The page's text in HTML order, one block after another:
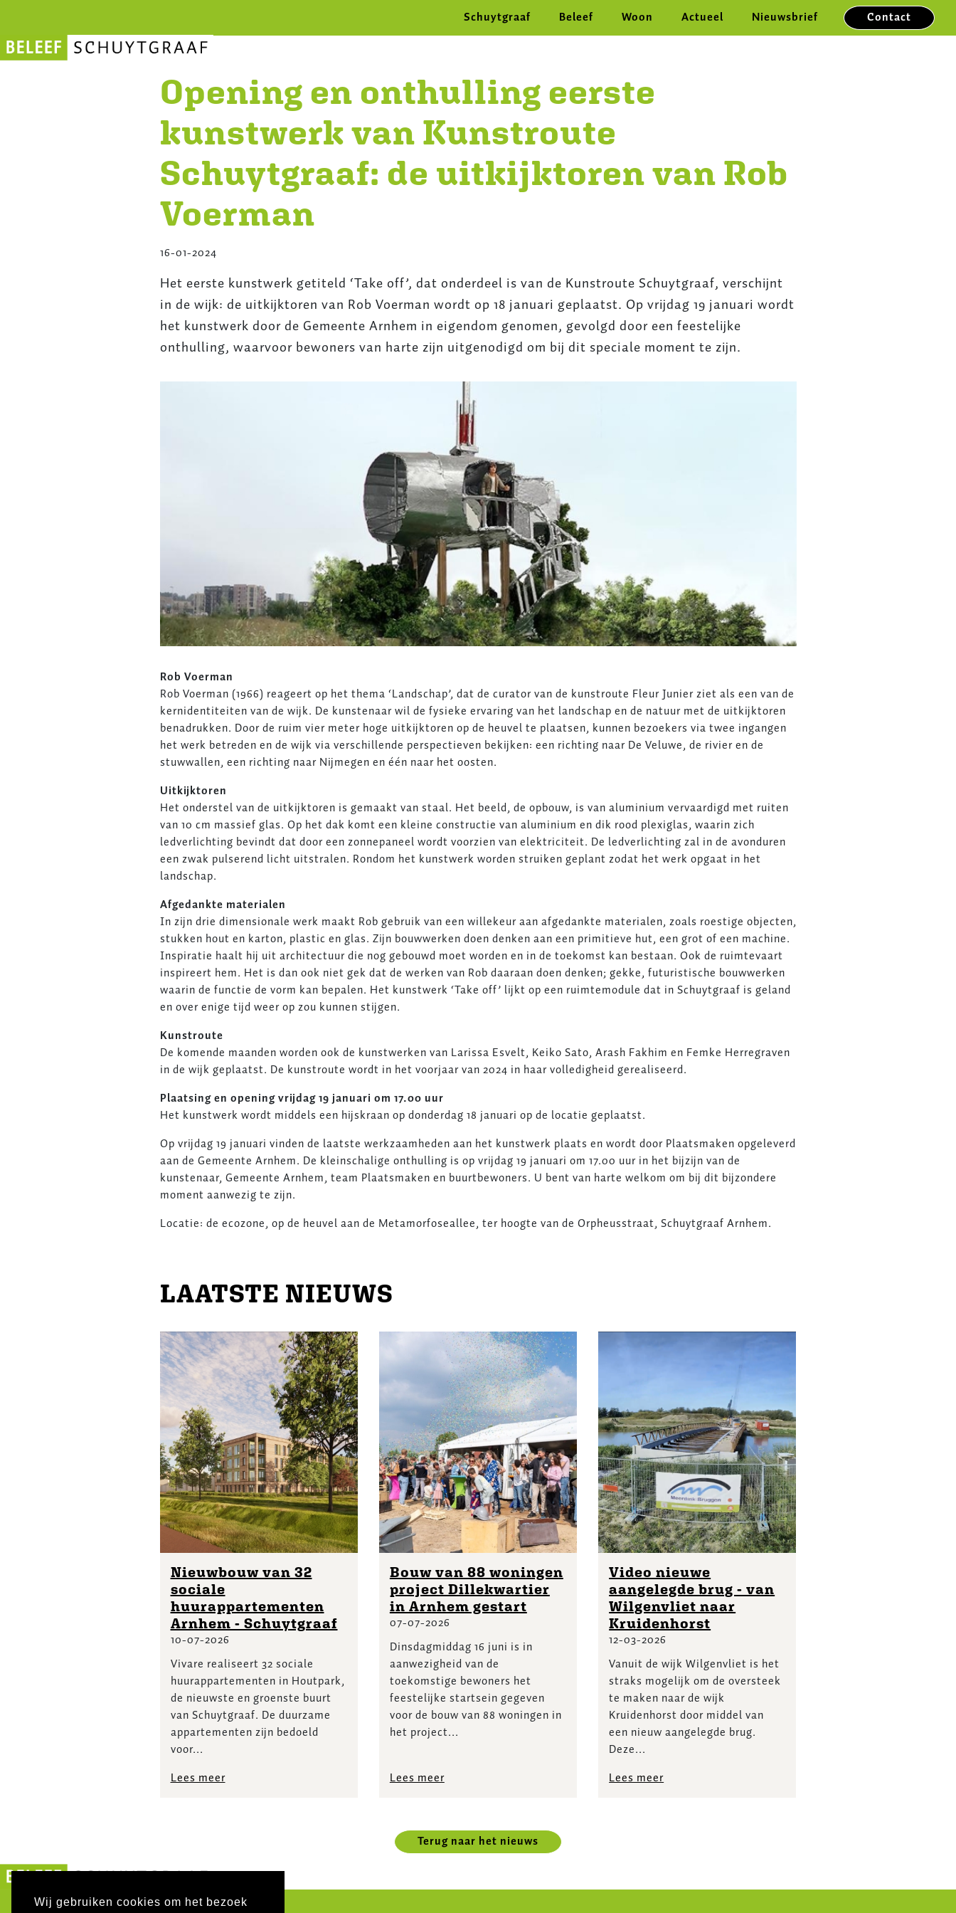
Wij gebruiken cookies om het bezoek
Overslaan
en
inhoud
gaan
Main navigation
Schuytgraaf Beleef Woon Actueel Nieuwsbrief Button
Contact
Opening en onthulling eerste
kunstwerk van Kunstroute
Schuytgraaf: de uitkijktoren van Rob
Voerman
16-01-2024
Het eerste kunstwerk getiteld ‘Take off’, dat onderdeel is van de Kunstroute Schuytgraaf, verschijnt
in de wijk: de uitkijktoren van Rob Voerman wordt op 18 januari geplaatst. Op vrijdag 19 januari wordt
het kunstwerk door de Gemeente Arnhem in eigendom genomen, gevolgd door een feestelijke
onthulling, waarvoor bewoners van harte zijn uitgenodigd om bij dit speciale moment te zijn.
Rob Voerman
Rob Voerman (1966) reageert op het thema ‘Landschap’, dat de curator van de kunstroute Fleur Junier ziet als een van de
kernidentiteiten van de wijk. De kunstenaar wil de fysieke ervaring van het landschap en de natuur met de uitkijktoren
benadrukken. Door de ruim vier meter hoge uitkijktoren op de heuvel te plaatsen, kunnen bezoekers via twee ingangen
het werk betreden en de wijk via verschillende perspectieven bekijken: een richting naar De Veluwe, de rivier en de
stuwwallen, een richting naar Nijmegen en één naar het oosten.
Uitkijktoren
Het onderstel van de uitkijktoren is gemaakt van staal. Het beeld, de opbouw, is van aluminium vervaardigd met ruiten
van 10 cm massief glas. Op het dak komt een kleine constructie van aluminium en dik rood plexiglas, waarin zich
ledverlichting bevindt dat door een zonnepaneel wordt voorzien van elektriciteit. De ledverlichting zal in de avonduren
een zwak pulserend licht uitstralen. Rondom het kunstwerk worden struiken geplant zodat het werk opgaat in het
landschap.
Afgedankte materialen
In zijn drie dimensionale werk maakt Rob gebruik van een willekeur aan afgedankte materialen, zoals roestige objecten,
stukken hout en karton, plastic en glas. Zijn bouwwerken doen denken aan een primitieve hut, een grot of een machine.
Inspiratie haalt hij uit architectuur die nog gebouwd moet worden en in de toekomst kan bestaan. Ook de ruimtevaart
inspireert hem. Het is dan ook niet gek dat de werken van Rob daaraan doen denken; gekke, futuristische bouwwerken
waarin de functie de vorm kan bepalen. Het kunstwerk ‘Take off’ lijkt op een ruimtemodule dat in Schuytgraaf is geland
en over enige tijd weer op zou kunnen stijgen.
Kunstroute
De komende maanden worden ook de kunstwerken van Larissa Esvelt, Keiko Sato, Arash Fakhim en Femke Herregraven
in de wijk geplaatst. De kunstroute wordt in het voorjaar van 2024 in haar volledigheid gerealiseerd.
Plaatsing en opening vrijdag 19 januari om 17.00 uur
Het kunstwerk wordt middels een hijskraan op donderdag 18 januari op de locatie geplaatst.
Op vrijdag 19 januari vinden de laatste werkzaamheden aan het kunstwerk plaats en wordt door Plaatsmaken opgeleverd
aan de Gemeente Arnhem. De kleinschalige onthulling is op vrijdag 19 januari om 17.00 uur in het bijzijn van de
kunstenaar, Gemeente Arnhem, team Plaatsmaken en buurtbewoners. U bent van harte welkom om bij dit bijzondere
moment aanwezig te zijn.
Locatie: de ecozone, op de heuvel aan de Metamorfoseallee, ter hoogte van de Orpheusstraat, Schuytgraaf Arnhem.
LAATSTE NIEUWS
Nieuwbouw van 32
sociale
huurappartementen
Arnhem - Schuytgraaf
10-07-2026
Vivare realiseert 32 sociale
huurappartementen in Houtpark,
de nieuwste en groenste buurt
van Schuytgraaf. De duurzame
appartementen zijn bedoeld
voor...
Lees meer
Bouw van 88 woningen
project Dillekwartier
in Arnhem gestart
07-07-2026
Dinsdagmiddag 16 juni is in
aanwezigheid van de
toekomstige bewoners het
feestelijke startsein gegeven
voor de bouw van 88 woningen in
het project...
Lees meer
Video nieuwe
aangelegde brug - van
Wilgenvliet naar
Kruidenhorst
12-03-2026
Vanuit de wijk Wilgenvliet is het
straks mogelijk om de oversteek
te maken naar de wijk
Kruidenhorst door middel van
een nieuw aangelegde brug.
Deze...
Lees meer
Terug naar het nieuws